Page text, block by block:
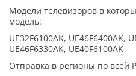
Модели телевизоров в
модель:
UE32F6100AK, UE46F6400AK,
UE46F6330AK, UE40F6100AK
Отправка в регионы по всей